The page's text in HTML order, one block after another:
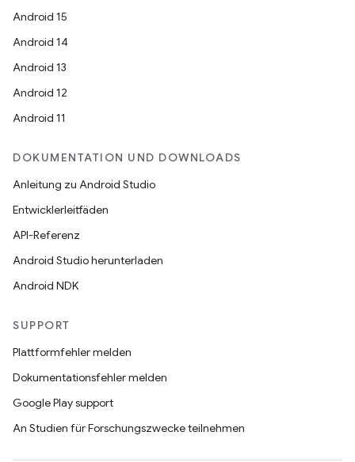
Android 15
Android 14
Android 13
Android 12
Android 11
DOKUMENTATION UND DOWNLOADS
Anleitung zu Android Studio
Entwicklerleitfäden
API-Referenz
Android Studio herunterladen
Android NDK
SUPPORT
Plattformfehler melden
Dokumentationsfehler melden
Google Play support
An Studien für Forschungszwecke teilnehmen